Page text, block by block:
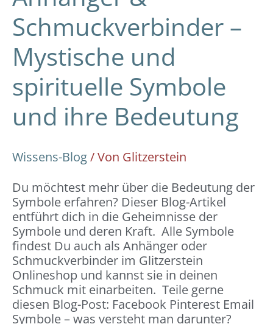
Schmuckverbinder –
Mystische und
spirituelle Symbole
und ihre Bedeutung
Wissens-Blog/ Von Glitzerstein
Du möchtest mehr über die Bedeutung der
Symbole erfahren? Dieser Blog-Artikel
entführt dich in die Geheimnisse der
Symbole und deren Kraft. Alle Symbole
findest Du auch als Anhänger oder
Schmuckverbinder im Glitzerstein
Onlineshop und kannst sie in deinen
Schmuck mit einarbeiten. Teile gerne
diesen Blog-Post: Facebook Pinterest Email
Symbole – was versteht man darunter?